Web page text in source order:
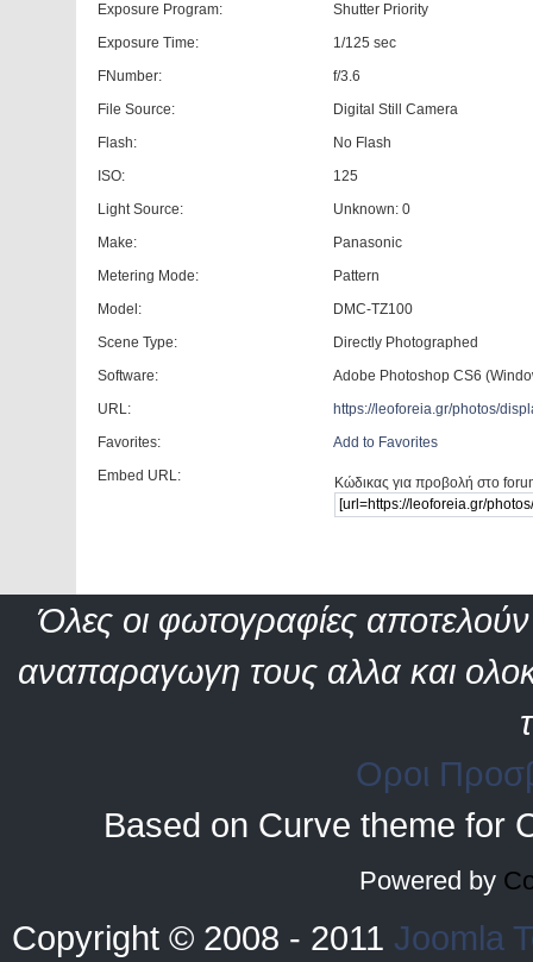
Exposure Program:
Shutter Priority
Exposure Time:
1/125 sec
FNumber:
f/3.6
File Source:
Digital Still Camera
Flash:
No Flash
ISO:
125
Light Source:
Unknown: 0
Make:
Panasonic
Metering Mode:
Pattern
Model:
DMC-TZ100
Scene Type:
Directly Photographed
Software:
Adobe Photoshop CS6
URL:
https://leoforeia.gr/photos/
Favorites:
Add to Favorites
Embed URL:
Κώδικας για προβολή στο
Όλες οι φωτογραφίες αποτελούν
αναπαραγωγη τους αλλα και
Οροι
Based on Curve theme for
Powered by
Copyright © 2008 - 2011 Joomla